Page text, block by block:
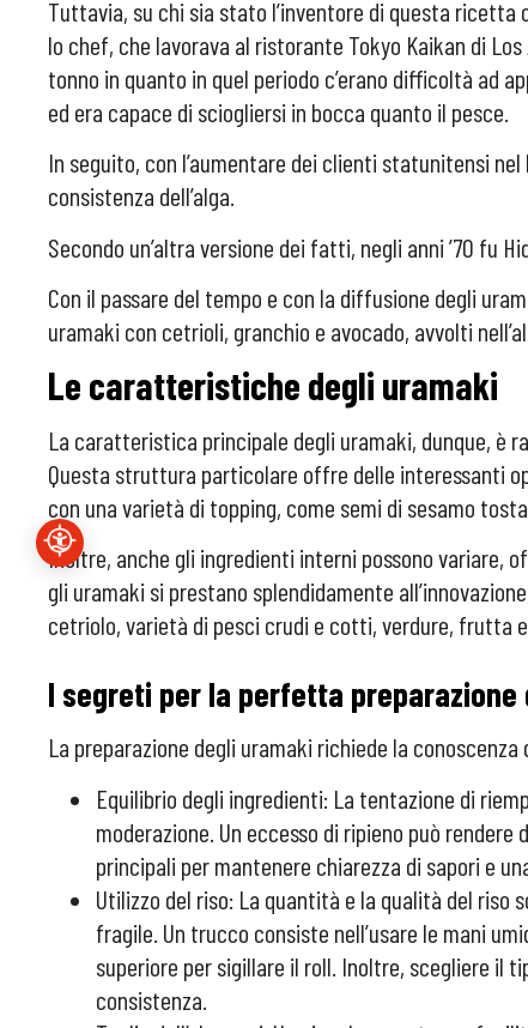
Tuttavia, su chi sia stato l’inventore di questa ricetta
lo chef, che lavorava al ristorante Tokyo Kaikan di
tonno in quanto in quel periodo c’erano difficoltà ad
ed era capace di sciogliersi in bocca quanto il pesce.
In seguito, con l’aumentare dei clienti statunitensi
consistenza dell’alga.
Secondo un’altra versione dei fatti, negli anni ’70 fu
Con il passare del tempo e con la diffusione degli
uramaki con cetrioli, granchio e avocado, avvolti
Le caratteristiche degli uramaki
La caratteristica principale degli uramaki, dunque, è
Questa struttura particolare offre delle interessanti
con una varietà di topping, come semi di sesamo
Inoltre, anche gli ingredienti interni possono variare,
gli uramaki si prestano splendidamente
cetriolo, varietà di pesci crudi e cotti, verdure, frutta
I segreti per la perfetta preparazione
La preparazione degli uramaki richiede la
Equilibrio degli ingredienti: La tentazione di
moderazione. Un eccesso di ripieno può
principali per mantenere chiarezza di sapori e
Utilizzo del riso: La quantità e la qualità del riso
fragile. Un trucco consiste nell’usare le mani
superiore per sigillare il roll. Inoltre, scegliere il
consistenza.